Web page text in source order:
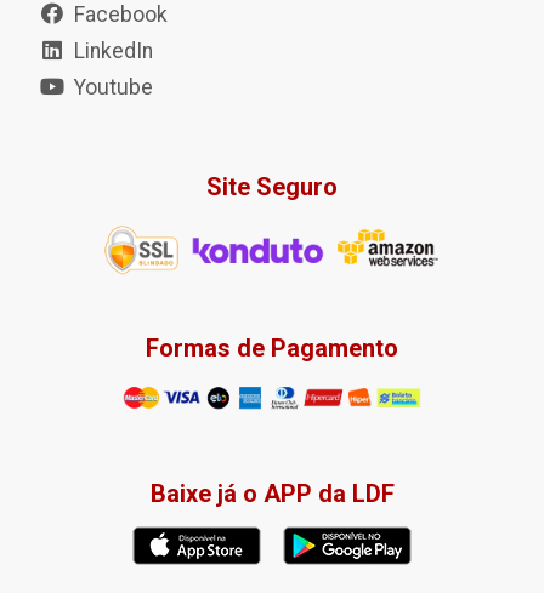
Facebook
LinkedIn
Youtube
Site Seguro
Formas de Pagamento
Baixe já o APP da LDF